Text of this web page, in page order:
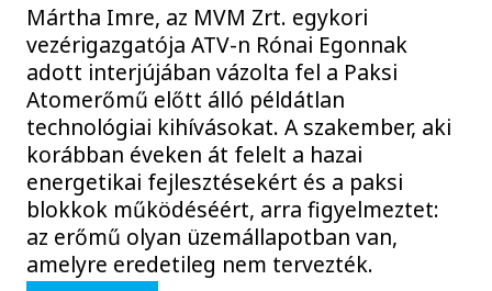
Mártha Imre, az MVM Zrt. egykori
vezérigazgatója ATV-n Rónai Egonnak
adott interjújában vázolta fel a Paksi
Atomerőmű előtt álló példátlan
technológiai kihívásokat. A szakember, aki
korábban éveken át felelt a hazai
energetikai fejlesztésekért és a paksi
blokkok működéséért, arra figyelmeztet:
az erőmű olyan üzemállapotban van,
amelyre eredetileg nem tervezték.